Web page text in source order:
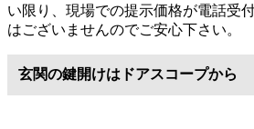
い限り、現場での提示価格が電話受
はございませんのでご安心下さい。
玄関の鍵開けはドアスコープから